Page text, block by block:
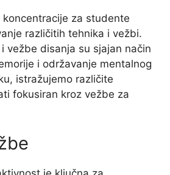
koncentracije za studente
različitih tehnika i vežbi.
vežbe disanja su sjajan način
i održavanje mentalnog
istražujemo različite
fokusiran kroz vežbe za